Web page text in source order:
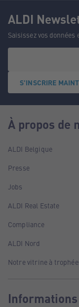
ALDI
Saisissez vos données
S'INSCRIRE
À propos de
ALDI Belgique
Presse
Jobs
ALDI Real Estate
Compliance
ALDI Nord
Notre vitrine à
Informations